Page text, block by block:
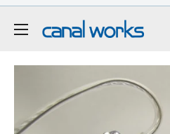
コ
CanalWorks